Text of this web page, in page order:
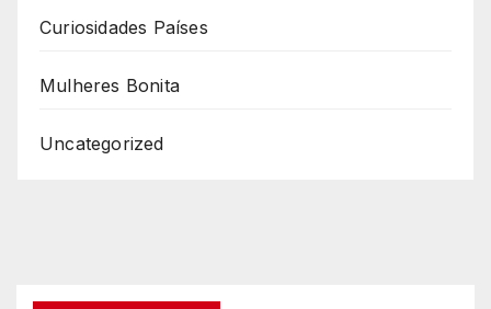
Curiosidades Países
Mulheres Bonita
Uncategorized